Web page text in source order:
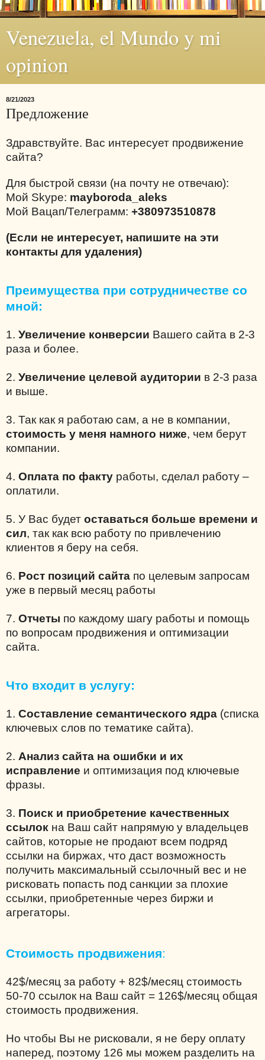
Venezuela, el Mundo y mi
opinion
8/21/2023
Предложение
Здравствуйте. Вас интересует продвижение
сайта?
Для быстрой связи (на почту не отвечаю):
Мой Skype: mayboroda_aleks
Мой Вацап/Телеграмм: +380973510878
(Если не интересует, напишите на эти
контакты для удаления)
Преимущества при сотрудничестве со
мной:
1. Увеличение конверсии Вашего сайта в 2-3
раза и более.
2. Увеличение целевой аудитории в 2-3 раза
и выше.
3. Так как я работаю сам, а не в компании,
стоимость у меня намного ниже, чем берут
компании.
4. Оплата по факту работы, сделал работу –
оплатили.
5. У Вас будет оставаться больше времени и
сил, так как всю работу по привлечению
клиентов я беру на себя.
6. Рост позиций сайта по целевым запросам
уже в первый месяц работы
7. Отчеты по каждому шагу работы и помощь
по вопросам продвижения и оптимизации
сайта.
Что входит в услугу:
1. Составление семантического ядра (списка
ключевых слов по тематике сайта).
2. Анализ сайта на ошибки и их
исправление и оптимизация под ключевые
фразы.
3. Поиск и приобретение качественных
ссылок на Ваш сайт напрямую у владельцев
сайтов, которые не продают всем подряд
ссылки на биржах, что даст возможность
получить максимальный ссылочный вес и не
рисковать попасть под санкции за плохие
ссылки, приобретенные через биржи и
агрегаторы.
Стоимость продвижения:
42$/месяц за работу + 82$/месяц стоимость
50-70 ссылок на Ваш сайт = 126$/месяц общая
стоимость продвижения.
Но чтобы Вы не рисковали, я не беру оплату
наперед, поэтому 126 мы можем разделить на